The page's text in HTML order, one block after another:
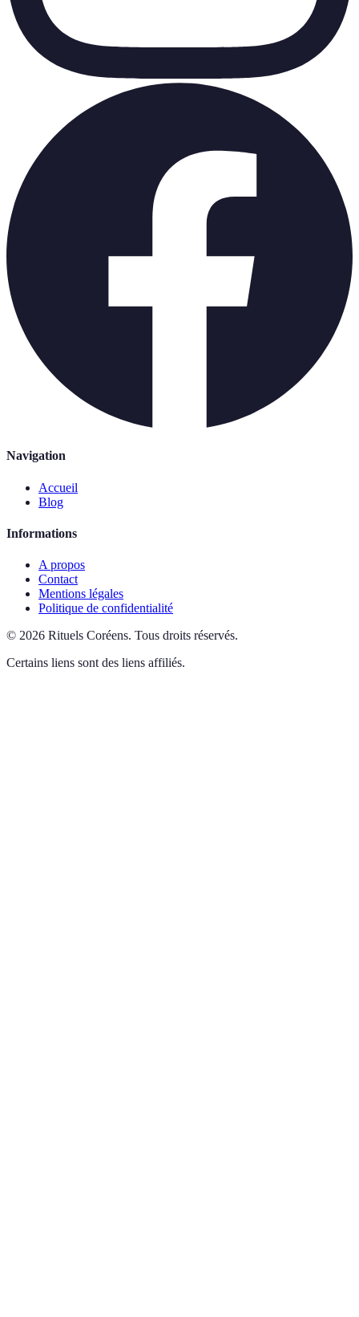
Navigation
Accueil
Blog
Informations
A propos
Contact
Mentions légales
Politique de confidentialité
© 2026 Rituels Coréens. Tous droits réservés.
Certains liens sont des liens affiliés.